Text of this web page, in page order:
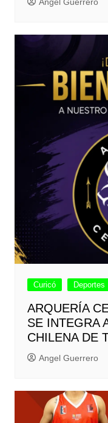
Angel Guerrero
Curicó Deportes
ARQUERÍA
SE INTEGRA
CHILENA DE
Angel Guerrero